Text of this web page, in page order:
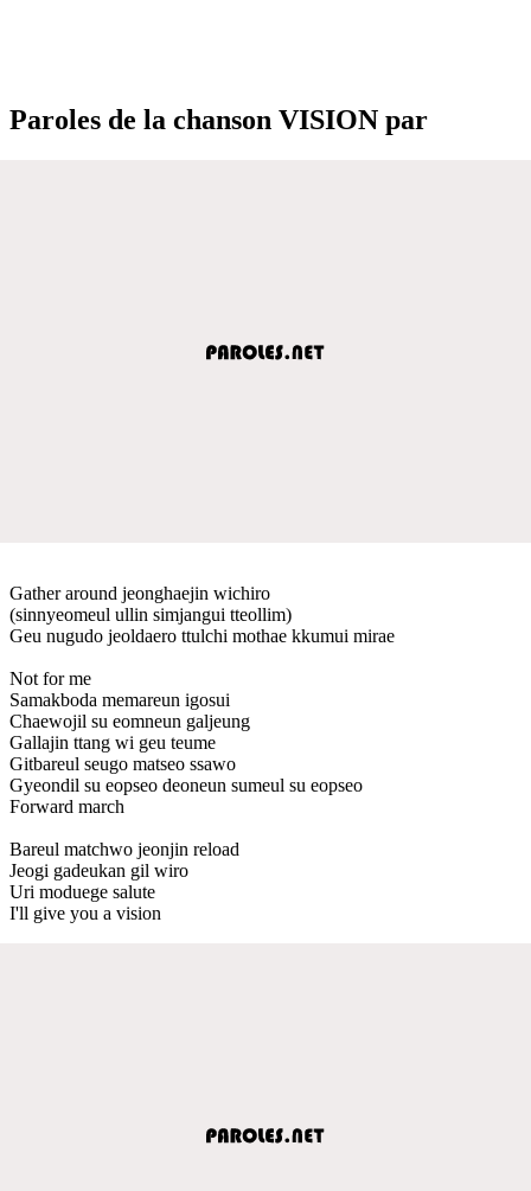
Paroles de la chanson VISION par
Gather around jeonghaejin wichiro
(sinnyeomeul ullin simjangui tteollim)
Geu nugudo jeoldaero ttulchi mothae kkumui mirae
Not for me
Samakboda memareun igosui
Chaewojil su eomneun galjeung
Gallajin ttang wi geu teume
Gitbareul seugo matseo ssawo
Gyeondil su eopseo deoneun sumeul su eopseo
Forward march
Bareul matchwo jeonjin reload
Jeogi gadeukan gil wiro
Uri moduege salute
I'll give you a vision